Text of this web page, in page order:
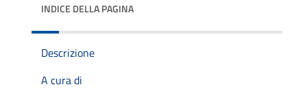
INDICE DELLA PAGINA
Descrizione
A cura di